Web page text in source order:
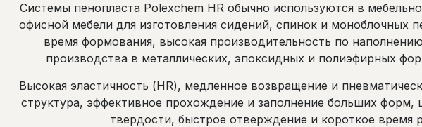
Системы пенопласта Polexchem HR обычно используются в
офисной мебели для изготовления сидений, спинок и моноблочных
время формования, высокая производительность по
производства в металлических, эпоксидных и полиэфирных
Высокая эластичность (HR), медленное возвращение и
структура, эффективное прохождение и заполнение больших
твердости, быстрое отверждение и короткое время